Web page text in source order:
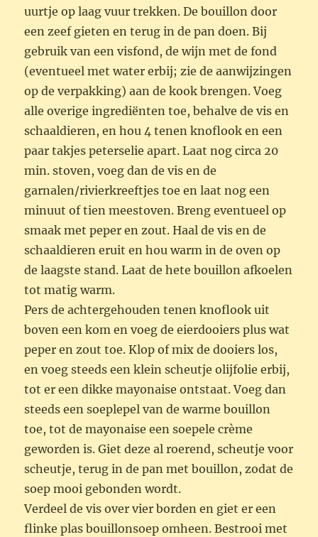
uurtje op laag vuur trekken. De bouillon door
een zeef gieten en terug in de pan doen. Bij
gebruik van een visfond, de wijn met de fond
(eventueel met water erbij; zie de aanwijzingen
op de verpakking) aan de kook brengen. Voeg
alle overige ingrediënten toe, behalve de vis en
schaaldieren, en hou 4 tenen knoflook en een
paar takjes peterselie apart. Laat nog circa 20
min. stoven, voeg dan de vis en de
garnalen/rivierkreeftjes toe en laat nog een
minuut of tien meestoven. Breng eventueel op
smaak met peper en zout. Haal de vis en de
schaaldieren eruit en hou warm in de oven op
de laagste stand. Laat de hete bouillon afkoelen
tot matig warm.
Pers de achtergehouden tenen knoflook uit
boven een kom en voeg de eierdooiers plus wat
peper en zout toe. Klop of mix de dooiers los,
en voeg steeds een klein scheutje olijfolie erbij,
tot er een dikke mayonaise ontstaat. Voeg dan
steeds een soeplepel van de warme bouillon
toe, tot de mayonaise een soepele crème
geworden is. Giet deze al roerend, scheutje voor
scheutje, terug in de pan met bouillon, zodat de
soep mooi gebonden wordt.
Verdeel de vis over vier borden en giet er een
flinke plas bouillonsoep omheen. Bestrooi met